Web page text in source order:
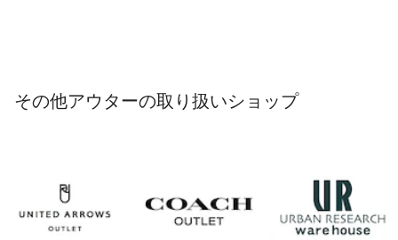
その他アウターの取り扱いショップ